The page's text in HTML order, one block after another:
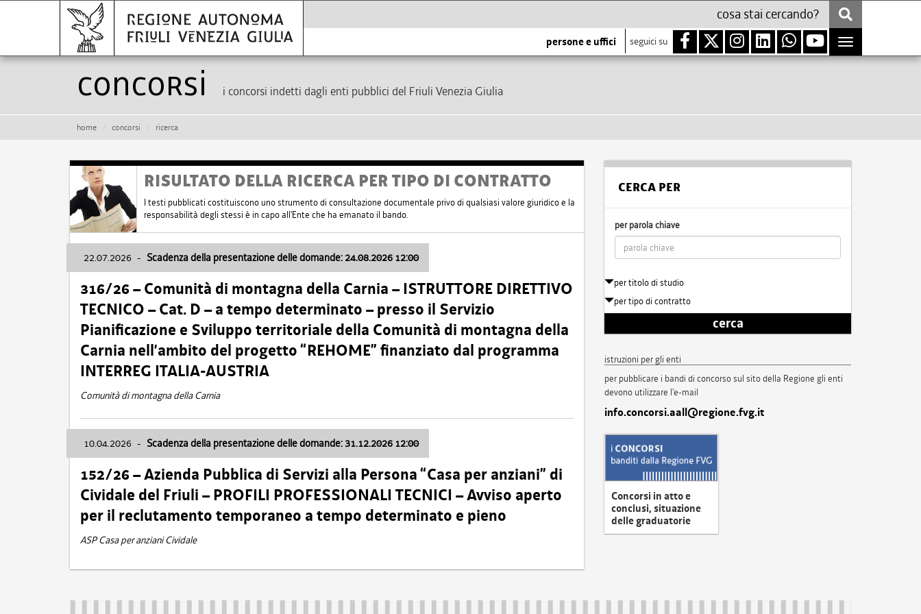
persone e uffici seguici su
Toggle
navigation
Concorsi i concorsi indetti dagli enti pubblici del Friuli Venezia Giulia
home concorsi ricerca
RISULTATO DELLA RICERCA PER TIPO DI CONTRATTO
I testi pubblicati costituiscono uno strumento di consultazione documentale privo di qualsiasi valore giuridico e la
responsabilità degli stessi è in capo all'Ente che ha emanato il bando.
22.07.2026 - Scadenza della presentazione delle domande: 24.08.2026 12:00
316/26 – Comunità di montagna della Carnia – ISTRUTTORE DIRETTIVO
TECNICO – Cat. D – a tempo determinato – presso il Servizio
Pianificazione e Sviluppo territoriale della Comunità di montagna della
Carnia nell’ambito del progetto “REHOME” finanziato dal programma
INTERREG ITALIA-AUSTRIA
Comunità di montagna della Carnia
10.04.2026 - Scadenza della presentazione delle domande: 31.12.2026 12:00
152/26 – Azienda Pubblica di Servizi alla Persona “Casa per anziani” di
Cividale del Friuli – PROFILI PROFESSIONALI TECNICI – Avviso aperto
per il reclutamento temporaneo a tempo determinato e pieno
ASP Casa per anziani Cividale
CERCA PER
per parola chiave
per titolo di studio
per tipo di contratto
cerca
istruzioni per gli enti
per pubblicare i bandi di concorso sul sito della Regione gli enti
devono utilizzare l'e-mail
info.concorsi.aall@regione.fvg.it
Concorsi in atto e
conclusi, situazione
delle graduatorie